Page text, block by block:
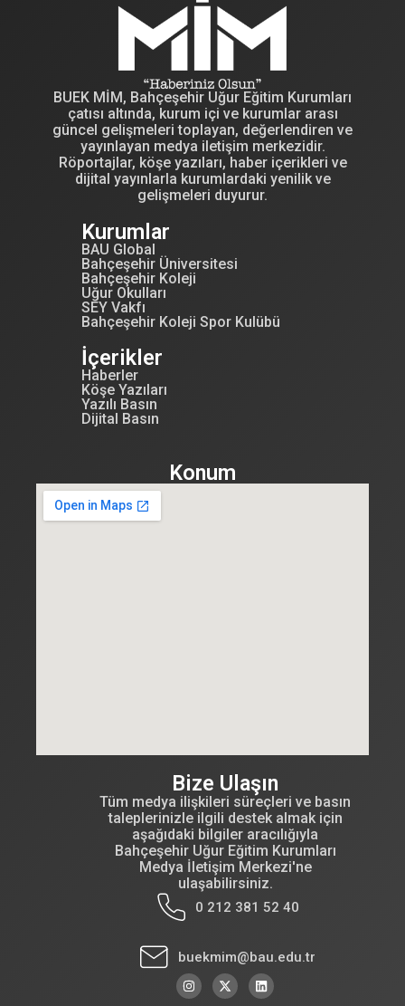
BUEK MİM, Bahçeşehir Uğur Eğitim Kurumları
çatısı altında, kurum içi ve kurumlar arası
güncel gelişmeleri toplayan, değerlendiren ve
yayınlayan medya iletişim merkezidir.
Röportajlar, köşe yazıları, haber içerikleri ve
dijital yayınlarla kurumlardaki yenilik ve
gelişmeleri duyurur.
Kurumlar
BAU Global
Bahçeşehir Üniversitesi
Bahçeşehir Koleji
Uğur Okulları
SEY Vakfı
Bahçeşehir Koleji Spor Kulübü
İçerikler
Haberler
Köşe Yazıları
Yazılı Basın
Dijital Basın
Konum
Bize Ulaşın
Tüm medya ilişkileri süreçleri ve basın
taleplerinizle ilgili destek almak için
aşağıdaki bilgiler aracılığıyla
Bahçeşehir Uğur Eğitim Kurumları
Medya İletişim Merkezi'ne
ulaşabilirsiniz.
0 212 381 52 40
buekmim@bau.edu.tr